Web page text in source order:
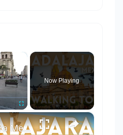
×
Fullscreen
Now Playing
×
Guadalajara Mexico Travel Tour 4K